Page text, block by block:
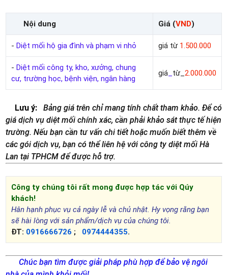
Nội dung Giá (VND)
-Diệt mối hộ gia đình và phạm vi nhỏ giá từ 1.500.000
-Diệt mối công ty, kho, xưởng, chung
cư, trường học, bệnh viện, ngân hàng
giá từ_2.000.000
Lưu ý: Bảng giá trên chỉ mang tính chất tham khảo. Để có
giá dịch vụ diệt mối chính xác,cần phải khảo sát thực tế hiện
trường. Nếu bạn cần tư vấn chi tiết hoặc muốn biết thêm về
các gói dịch vụ, bạn có thể liên hệ với công ty diệt mối Hà
Lan tại TPHCM để được hỗ trợ.
Công ty chúng tôi rất mong được hợp tác với Qúy
khách!
Hân hạnh phục vụ cả ngày lễ và chủ nhật. Hy vọng rằng bạn
sẽ hài lòng với sản phẩm/dịch vụ của chúng tôi.
ĐT: 0916666726 ; 0974444355.
Chúc bạn tìm được giải pháp phù hợp để bảo vệ ngôi